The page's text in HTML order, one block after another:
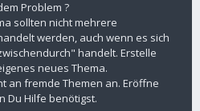
Problem ?
sollten nicht mehrere
werden, auch wenn es sich
handelt. Erstelle
neues Thema.
an fremde Themen an. Eröffne
Du Hilfe benötigst.